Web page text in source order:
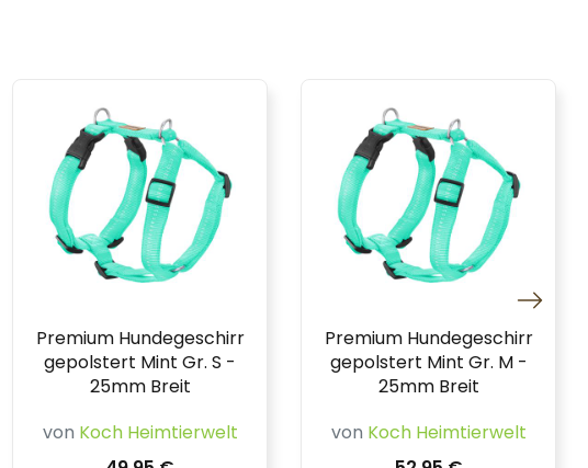
Premium Hundegeschirr
gepolstert Mint Gr. S -
25mm Breit
von Koch Heimtierwelt
Premium Hundegeschirr
gepolstert Mint Gr. M -
25mm Breit
von Koch Heimtierwelt